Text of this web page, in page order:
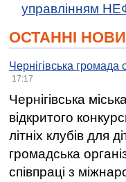
управлінням
ОСТАННІ
Чернігівська громада
17:17
Чернігівська
відкритого
літніх клубів для
громадська
співпраці з